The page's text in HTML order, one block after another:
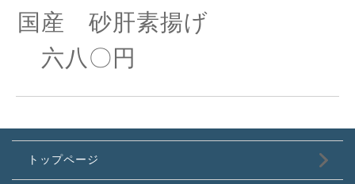
国産 砂肝素揚げ
六八〇円
トップページ